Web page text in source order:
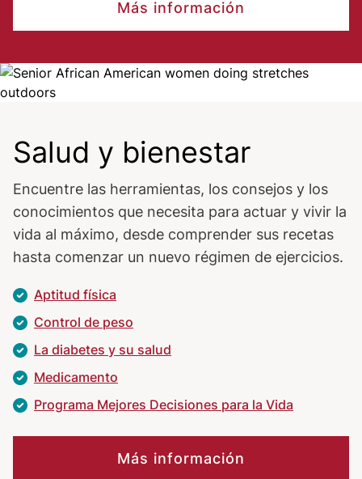
Más información
Salud y bienestar
Encuentre las herramientas, los consejos y los
conocimientos que necesita para actuar y vivir la
vida al máximo, desde comprender sus recetas
hasta comenzar un nuevo régimen de ejercicios.
Aptitud física
Control de peso
La diabetes y su salud
Medicamento
Programa Mejores Decisiones para la Vida
Más información
Image